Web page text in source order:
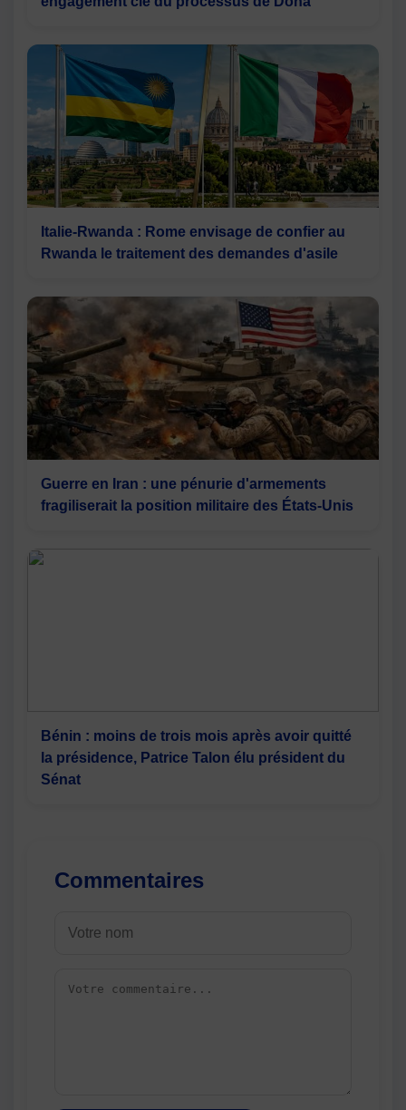
Italie-Rwanda : Rome envisage de confier au
Rwanda le traitement des demandes d'asile
Guerre en Iran : une pénurie d'armements
fragiliserait la position militaire des États-Unis
Bénin : moins de trois mois après avoir quitté
la présidence, Patrice Talon élu président du
Sénat
Commentaires